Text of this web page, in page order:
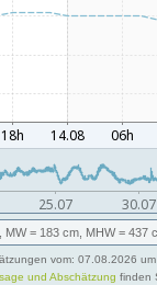
MW= 183 cm, MHW= 437
vom: 07.08.2026
und Abschätzung finden